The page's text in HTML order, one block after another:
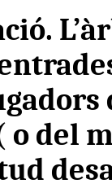
del